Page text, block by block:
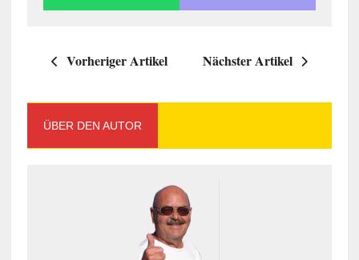
Vorheriger Artikel Nächster Artikel
ÜBER DEN AUTOR